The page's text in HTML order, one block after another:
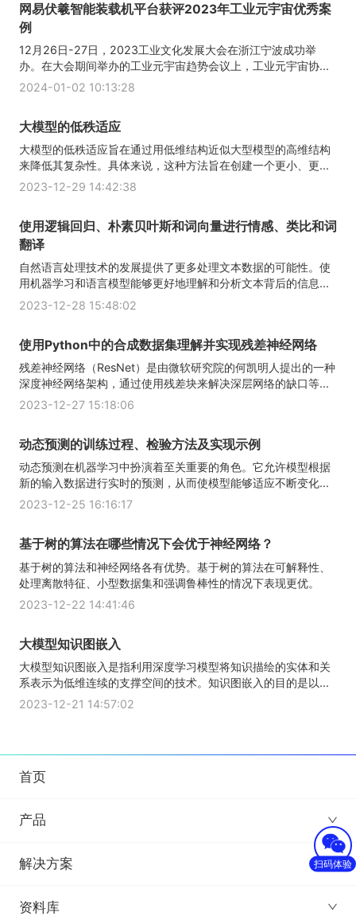
网易伏羲智能装载机平台获评2023年工业元宇宙优秀案
例
12月26日-27日，2023工业文化发展大会在浙江宁波成功举
办。在大会期间举办的工业元宇宙趋势会议上，工业元宇宙协...
2024-01-02 10:13:28
大模型的低秩适应
大模型的低秩适应旨在通过用低维结构近似大型模型的高维结构
来降低其复杂性。具体来说，这种方法旨在创建一个更小、更...
2023-12-29 14:42:38
使用逻辑回归、朴素贝叶斯和词向量进行情感、类比和词
翻译
自然语言处理技术的发展提供了更多处理文本数据的可能性。使
用机器学习和语言模型能够更好地理解和分析文本背后的信息...
2023-12-28 15:48:02
使用Python中的合成数据集理解并实现残差神经网络
残差神经网络（ResNet）是由微软研究院的何凯明人提出的一种
深度神经网络架构，通过使用残差块来解决深层网络的缺口等...
2023-12-27 15:18:06
动态预测的训练过程、检验方法及实现示例
动态预测在机器学习中扮演着至关重要的角色。它允许模型根据
新的输入数据进行实时的预测，从而使模型能够适应不断变化...
2023-12-25 16:16:17
基于树的算法在哪些情况下会优于神经网络？
基于树的算法和神经网络各有优势。基于树的算法在可解释性、
处理离散特征、小型数据集和强调鲁棒性的情况下表现更优。
2023-12-22 14:41:46
大模型知识图嵌入
大模型知识图嵌入是指利用深度学习模型将知识描绘的实体和关
系表示为低维连续的支撑空间的技术。知识图嵌入的目的是以...
2023-12-21 14:57:02
首页
产品
解决方案
资料库
扫码体验